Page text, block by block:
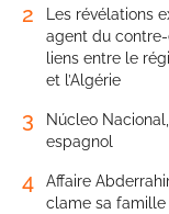
2
Les révélations
agent du
liens entre le
et l’Algérie
3
Núcleo
espagnol
4
Affaire
clame sa famille